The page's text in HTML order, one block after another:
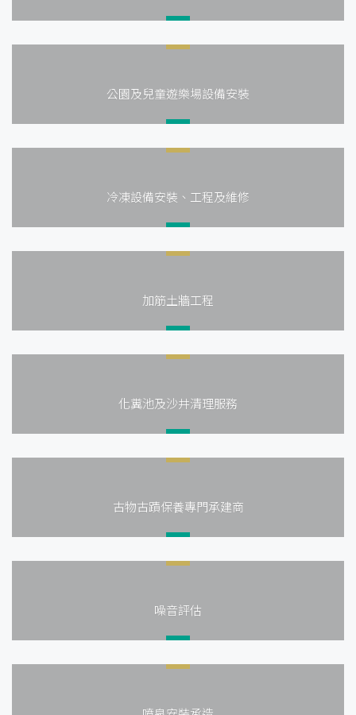
公園及兒童遊樂場設備安裝
冷凍設備安裝、工程及維修
加筋土牆工程
化糞池及沙井清理服務
古物古蹟保養專門承建商
噪音評估